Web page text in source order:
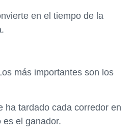
en el tiempo de la
más importantes son los
ha tardado cada corredor en
el ganador.